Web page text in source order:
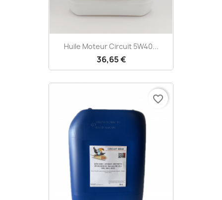
Huile Moteur Circuit 5W40...
36,65 €
favorite_border